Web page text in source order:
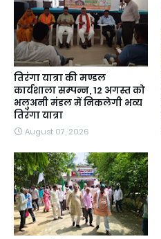
तिरंगा यात्रा की मण्डल
कार्यशाला सम्पन्न, 12 अगस्त को
भलुअनी मंडल में निकलेगी भव्य
तिरंगा यात्रा
August 07, 2026